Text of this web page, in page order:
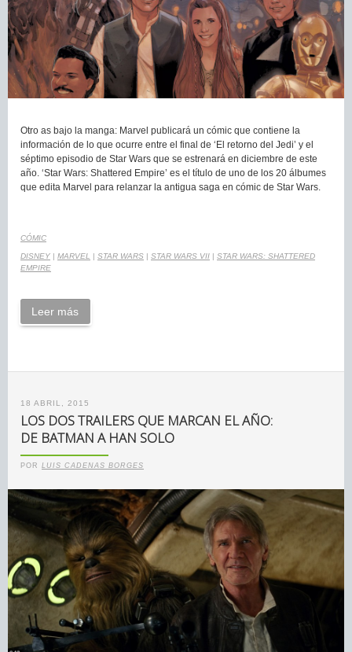
Otro as bajo la manga: Marvel publicará un cómic que contiene la
información de lo que ocurre entre el final de ‘El retorno del Jedi’ y el
séptimo episodio de Star Wars que se estrenará en diciembre de este
año. ‘Star Wars: Shattered Empire’ es el título de uno de los 20 álbumes
que edita Marvel para relanzar la antigua saga en cómic de Star Wars.
CÓMIC
DISNEY | MARVEL | STAR WARS | STAR WARS VII | STAR WARS: SHATTERED
EMPIRE
Leer más
18 ABRIL, 2015
LOS DOS TRAILERS QUE MARCAN EL AÑO:
DE BATMAN A HAN SOLO
POR LUIS CADENAS BORGES